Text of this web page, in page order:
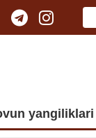
yangiliklari